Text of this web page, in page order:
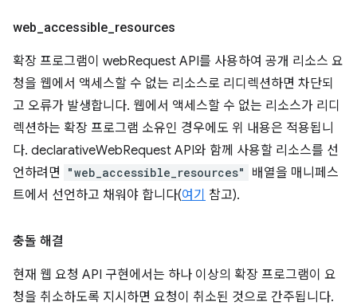
web accessible resources
확장 프로그램이 webRequest API를 사용하여 공개 리소스 요
청을 웹에서 액세스할 수 없는 리소스로 리디렉션하면 차단되
고 오류가 발생합니다. 웹에서 액세스할 수 없는 리소스가 리디
렉션하는 확장 프로그램 소유인 경우에도 위 내용은 적용됩니
다. declarativeWebRequest API와 함께 사용할 리소스를 선
언하려면
"web_accessible_resources"
배열을 매니페스
트에서 선언하고 채워야 합니다(여기 참고).
충돌 해결
현재 웹 요청 API 구현에서는 하나 이상의 확장 프로그램이 요
청을 취소하도록 지시하면 요청이 취소된 것으로 간주됩니다.